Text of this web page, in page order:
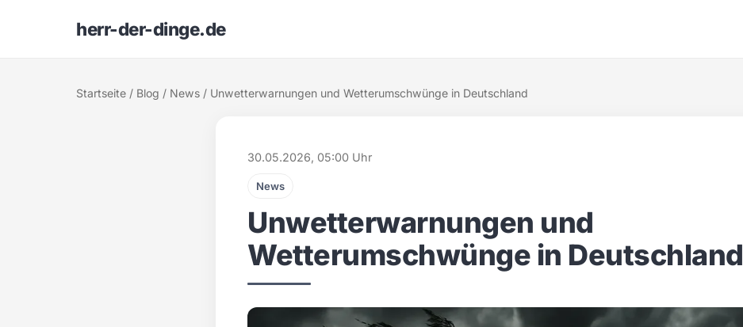
herr-der-dinge.de
Startseite / Blog / News / Unwetterwarnungen und Wetterumschwünge in Deutschland
30.05.2026, 05:00 Uhr
News
Unwetterwarnungen und
Wetterumschwünge in Deutschland